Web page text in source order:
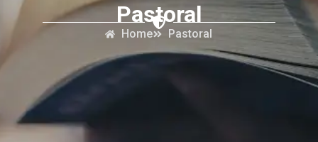
Pastoral
Home Pastoral